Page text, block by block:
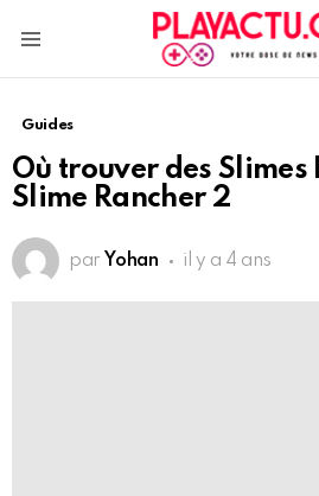
Guides
Où trouver des Slimes
Slime Rancher 2
par Yohan il y a 4 ans